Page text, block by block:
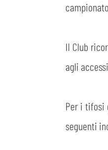
Il Club
agli
Per i tifosi
seguenti